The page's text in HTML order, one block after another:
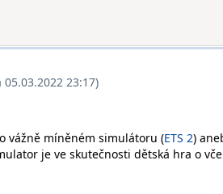
23:17)
vážně míněném simulátoru (ETS 2)
je ve skutečnosti dětská hra o